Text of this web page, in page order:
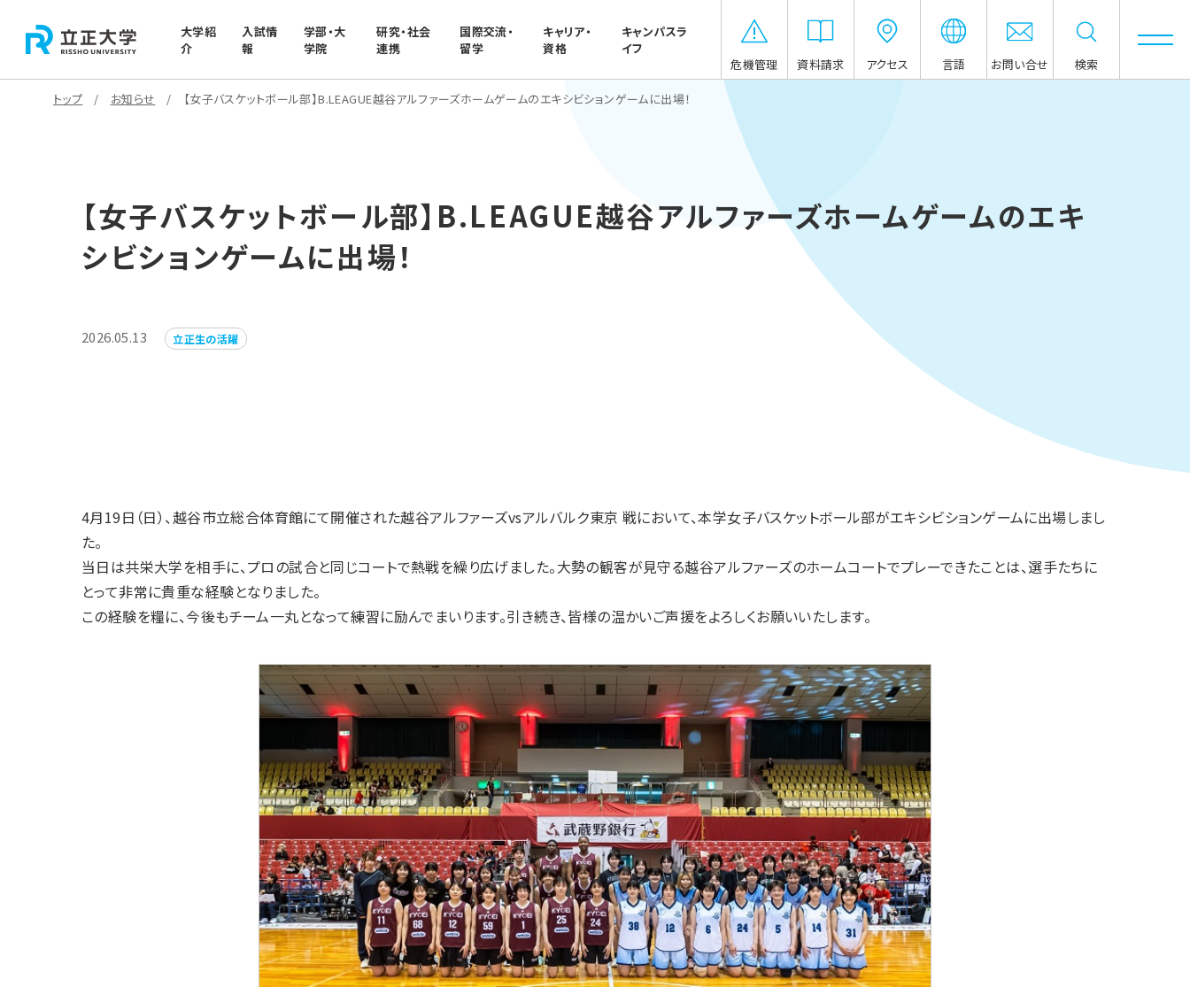
大学紹
介
入試情
報
学部・大
学院
研究・社会
連携
国際交流・
留学
キャリア・
資格
キャンパスラ
イフ
危機管理
資料請求 アクセス 言語 お問い合せ 検索
トップ お知らせ 【女子バスケットボール部】B.LEAGUE越谷アルファーズホームゲームのエキシビションゲームに出場！
【女子バスケットボール部】B.LEAGUE越谷アルファーズホームゲームのエキ
シビションゲームに出場！
2026.05.13 立正生の活躍
4月19日（日）、越谷市立総合体育館にて開催された越谷アルファーズvsアルバルク東京 戦において、本学女子バスケットボール部がエキシビションゲームに出場しまし
た。
当日は共栄大学を相手に、プロの試合と同じコートで熱戦を繰り広げました。大勢の観客が見守る越谷アルファーズのホームコートでプレーできたことは、選手たちに
とって非常に貴重な経験となりました。
この経験を糧に、今後もチーム一丸となって練習に励んでまいります。引き続き、皆様の温かいご声援をよろしくお願いいたします。